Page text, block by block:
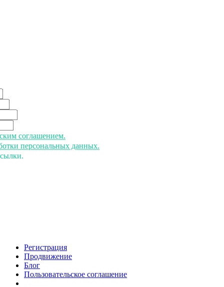
соглашением.
персональных данных.
Регистрация
Продвижение
Блог
Пользовательское соглашение